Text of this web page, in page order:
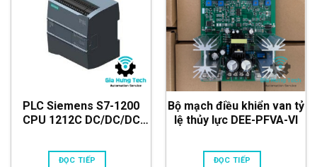
PLC Siemens S7-1200
CPU 1212C DC/DC/DC
ĐỌC TIẾP
Bộ mạch điều khiển van tỷ
lệ thủy lực DEE-PFVA-VI
ĐỌC TIẾP